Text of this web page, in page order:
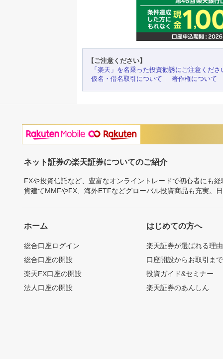
【ご注意ください】
「楽天」を名乗った投資勧誘にご注意くださ
仮名・借名取引について
著作権について
ネット証券の楽天証券についてのご紹介
FXや投資信託など、豊富なオンライントレードで初心者にも
貨建てMMFやFX、海外ETFなどグローバル投資商品も充実。
ホーム
総合口座ログイン
総合口座の開設
楽天FX口座の開設
法人口座の開設
はじめての方へ
楽天証券が選ばれる理由
口座開設からお取引ま
投資ガイド&セミナー
楽天証券のあんしん